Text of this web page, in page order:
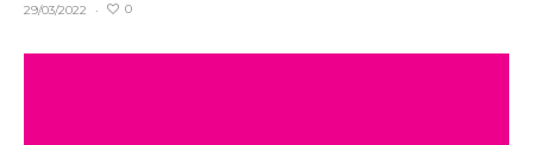
29/03/2022 · 0